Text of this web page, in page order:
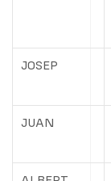
JOSEP
JUAN